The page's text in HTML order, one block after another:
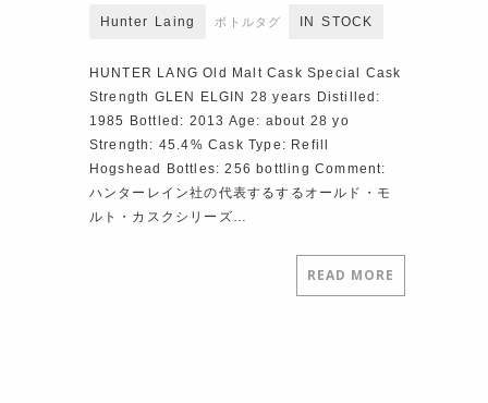
Hunter Laing ボトルタグ IN STOCK
HUNTER LANG Old Malt Cask Special Cask
Strength GLEN ELGIN 28 years Distilled:
1985 Bottled: 2013 Age: about 28 yo
Strength: 45.4% Cask Type: Refill
Hogshead Bottles: 256 bottling Comment:
ハンターレイン社の代表するするオールド・モ
ルト・カスクシリーズ…
READ MORE